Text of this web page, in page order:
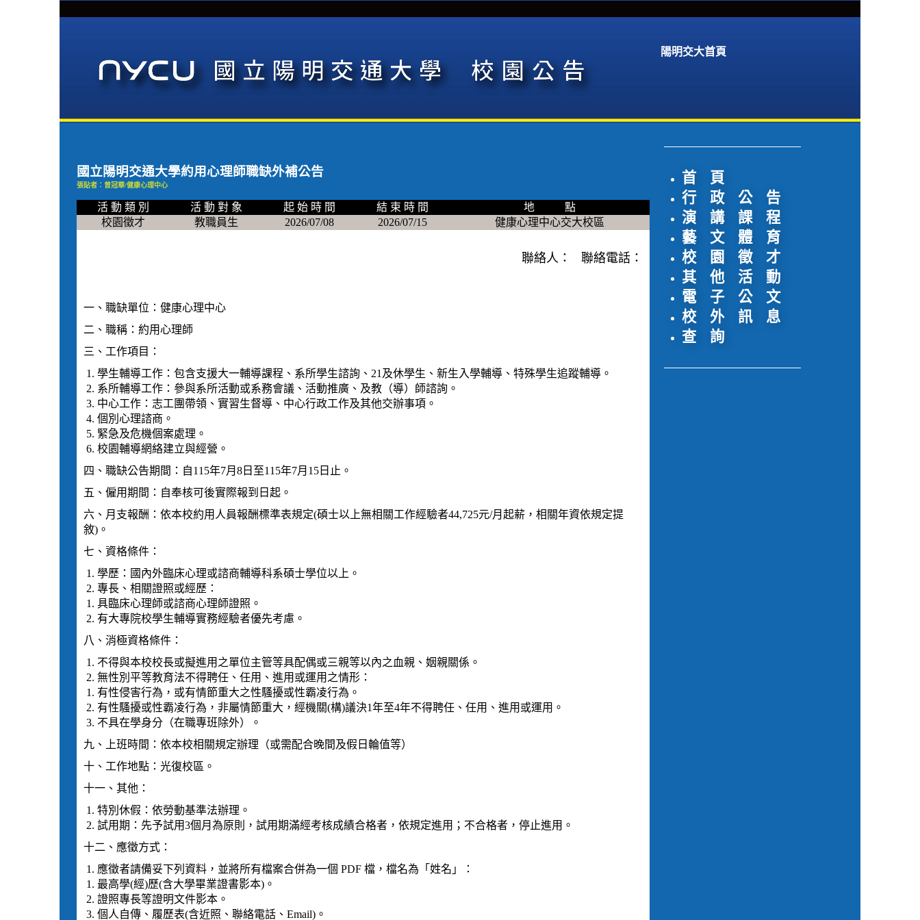
陽明交大首頁
首 頁
行 政 公 告
演 講 課 程
藝 文 體 育
校 園 徵 才
其 他 活 動
電 子 公 文
校 外 訊 息
查 詢
國立陽明交通大學約用心理師職缺外補公告
張貼者：曾冠華/健康心理中心
活 動 類 別 活 動 對 象 起 始 時 間 結 束 時 間
地 點
校園徵才
教職員生 2026/07/08 2026/07/15 健康心理中心交大校區
聯絡人： 聯絡電話：
一、職缺單位：健康心理中心
二、職稱：約用心理師
三、工作項目：
學生輔導工作：包含支援大一輔導課程、系所學生諮詢、21及休學生、新生入學輔導、特殊學生追蹤輔導。
系所輔導工作：參與系所活動或系務會議、活動推廣、及教（導）師諮詢。
中心工作：志工團帶領、實習生督導、中心行政工作及其他交辦事項。
個別心理諮商。
緊急及危機個案處理。
校園輔導網絡建立與經營。
四、職缺公告期間：自115年7月8日至115年7月15日止。
五、僱用期間：自奉核可後實際報到日起。
六、月支報酬：依本校約用人員報酬標準表規定(碩士以上無相關工作經驗者44,725元/月起薪，相關年資依規定提
敘)。
七、資格條件：
學歷：國內外臨床心理或諮商輔導科系碩士學位以上。
專長、相關證照或經歷：
具臨床心理師或諮商心理師證照。
有大專院校學生輔導實務經驗者優先考慮。
八、消極資格條件：
不得與本校校長或擬進用之單位主管等具配偶或三親等以內之血親、姻親關係。
無性別平等教育法不得聘任、任用、進用或運用之情形：
有性侵害行為，或有情節重大之性騷擾或性霸凌行為。
有性騷擾或性霸凌行為，非屬情節重大，經機關(構)議決1年至4年不得聘任、任用、進用或運用。
不具在學身分（在職專班除外）。
九、上班時間：依本校相關規定辦理（或需配合晚間及假日輪值等）
十、工作地點：光復校區。
十一、其他：
特別休假：依勞動基準法辦理。
試用期：先予試用3個月為原則，試用期滿經考核成績合格者，依規定進用；不合格者，停止進用。
十二、應徵方式：
應徵者請備妥下列資料，並將所有檔案合併為一個 PDF 檔，檔名為「姓名」：
最高學(經)歷(含大學畢業證書影本)。
證照專長等證明文件影本。
個人自傳、履歷表(含近照、聯絡電話、Email)。